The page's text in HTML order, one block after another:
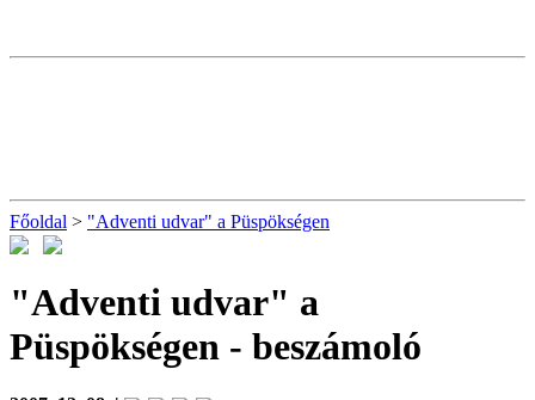
Főoldal > "Adventi udvar" a Püspökségen
"Adventi udvar" a
Püspökségen - beszámoló